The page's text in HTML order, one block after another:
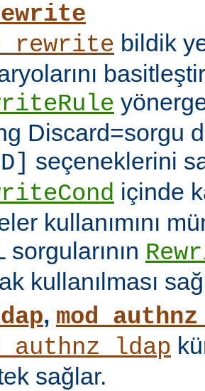
bildik
Discard=sorgu
seçeneklerini
içinde
kullanımını
sorgularının
kullanılması
,
sağlar.